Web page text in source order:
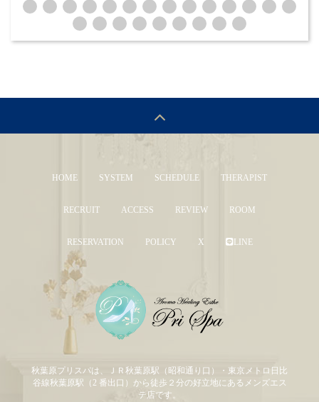
HOME SYSTEM SCHEDULE THERAPIST
RECRUIT ACCESS REVIEW ROOM
RESERVATION POLICY X LINE
秋葉原プリスパは、ＪＲ秋葉原駅（昭和通り口）・東京メトロ日比
谷線秋葉原駅（2 番出口）から徒歩２分の好立地にあるメンズエス
テ店です。